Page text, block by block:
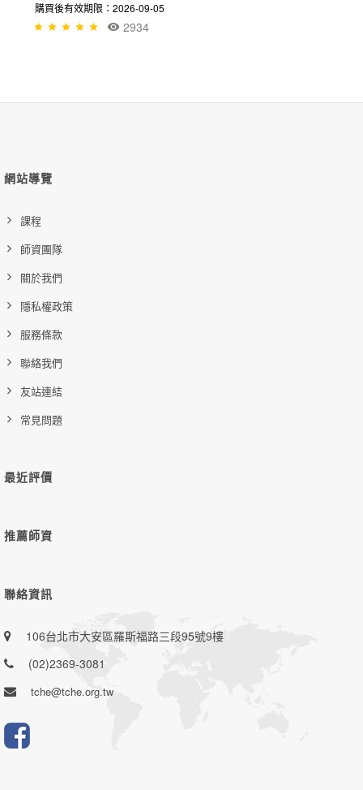
購買後有效期限：2026-09-05
2934
網站導覽
課程
師資團隊
關於我們
隱私權政策
服務條款
聯絡我們
友站連結
常見問題
最近評價
推薦師資
聯絡資訊
106台北市大安區羅斯福路三段95號9樓
(02)2369-3081
tche@tche.org.tw